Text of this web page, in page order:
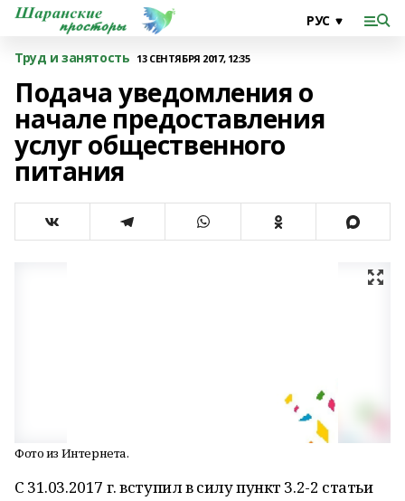
Труд и занятость 13 СЕНТЯБРЯ 2017, 12:35
Подача уведомления о
начале предоставления
услуг общественного
питания
Фото из Интернета.
С 31.03.2017 г. вступил в силу пункт 3.2-2 статьи